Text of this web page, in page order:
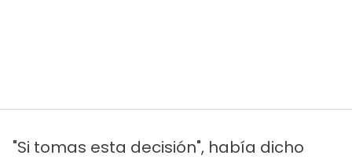
"Si tomas esta decisión", había dicho